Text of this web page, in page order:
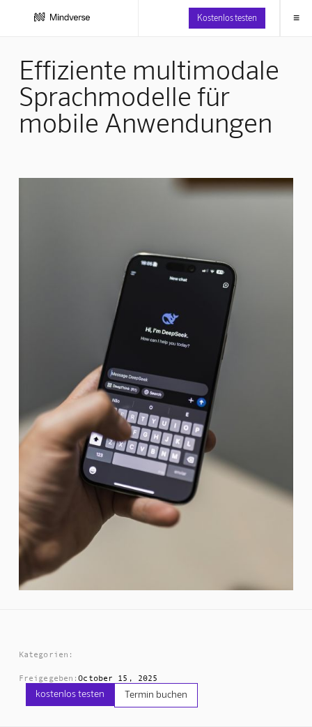
Kostenlos testen ≡
Effiziente multimodale
Sprachmodelle für
mobile Anwendungen
Kategorien:
Freigegeben:October 15, 2025
kostenlos testen Termin buchen